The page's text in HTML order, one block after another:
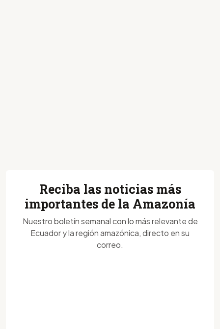
Reciba las noticias más
importantes de la Amazonía
Nuestro boletín semanal con lo más relevante de
Ecuador y la región amazónica, directo en su
correo.